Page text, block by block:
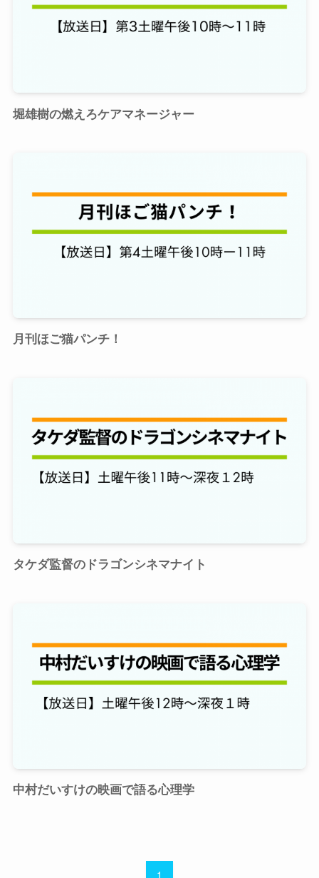
堀雄樹の燃えろケアマネージャー
月刊ほご猫パンチ！
タケダ監督のドラゴンシネマナイト
中村だいすけの映画で語る心理学
1